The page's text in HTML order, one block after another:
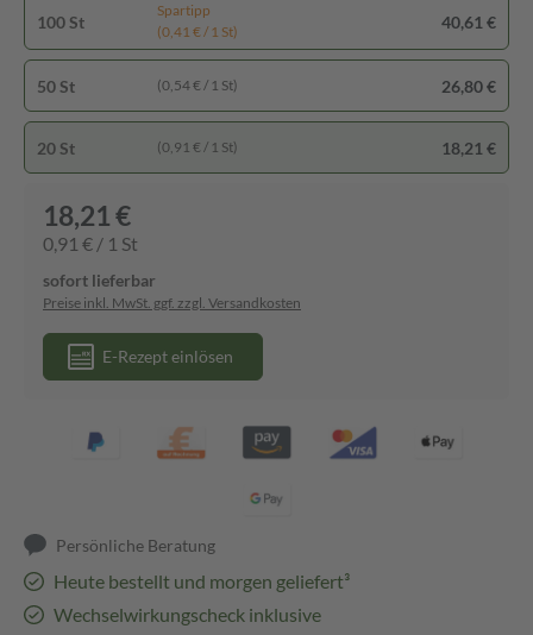
100 St
Spartipp
(0,41 € / 1 St)
40,61 €
50 St (0,54 € / 1 St) 26,80 €
20 St (0,91 € / 1 St) 18,21 €
18,21 €
0,91 € / 1 St
sofort lieferbar
Preise inkl. MwSt. ggf. zzgl. Versandkosten
E-Rezept einlösen
Persönliche Beratung
Heute bestellt und morgen geliefert³
Wechselwirkungscheck inklusive